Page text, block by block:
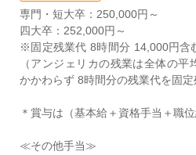
専門・短大卒：250,000円～
四大卒：252,000円～
※固定残業代 8時間分 14,000円含
（アンジェリカの残業は全体の
かかわらず 8時間分の残業代を固定
＊賞与は（基本給＋資格手当＋職
≪その他手当≫